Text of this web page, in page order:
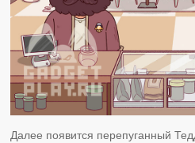
Далее появится перепуганный